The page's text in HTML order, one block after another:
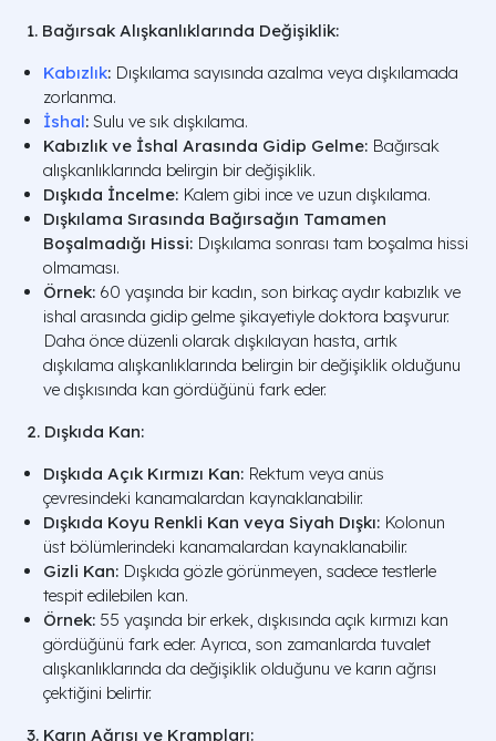
1. Bağırsak Alışkanlıklarında Değişiklik:
Kabızlık: Dışkılama sayısında azalma veya dışkılamada
zorlanma.
İshal: Sulu ve sık dışkılama.
Kabızlık ve İshal Arasında Gidip Gelme: Bağırsak
alışkanlıklarında belirgin bir değişiklik.
Dışkıda İncelme: Kalem gibi ince ve uzun dışkılama.
Dışkılama Sırasında Bağırsağın Tamamen
Boşalmadığı Hissi: Dışkılama sonrası tam boşalma hissi
olmaması.
Örnek: 60 yaşında bir kadın, son birkaç aydır kabızlık ve
ishal arasında gidip gelme şikayetiyle doktora başvurur.
Daha önce düzenli olarak dışkılayan hasta, artık
dışkılama alışkanlıklarında belirgin bir değişiklik olduğunu
ve dışkısında kan gördüğünü fark eder.
2. Dışkıda Kan:
Dışkıda Açık Kırmızı Kan: Rektum veya anüs
çevresindeki kanamalardan kaynaklanabilir.
Dışkıda Koyu Renkli Kan veya Siyah Dışkı: Kolonun
üst bölümlerindeki kanamalardan kaynaklanabilir.
Gizli Kan: Dışkıda gözle görünmeyen, sadece testlerle
tespit edilebilen kan.
Örnek: 55 yaşında bir erkek, dışkısında açık kırmızı kan
gördüğünü fark eder. Ayrıca, son zamanlarda tuvalet
alışkanlıklarında da değişiklik olduğunu ve karın ağrısı
çektiğini belirtir.
3. Karın Ağrısı ve Krampları: